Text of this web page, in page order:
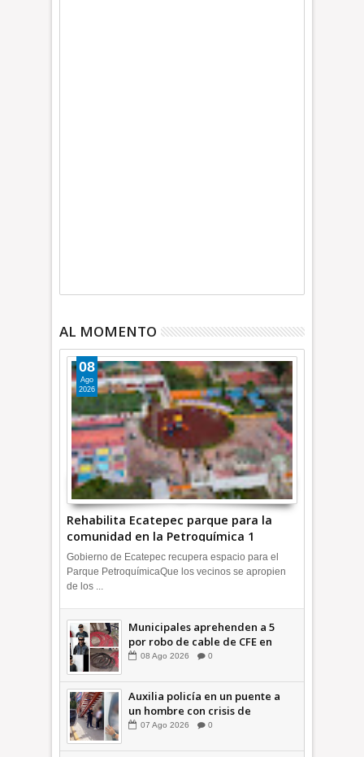
AL MOMENTO
Rehabilita Ecatepec parque para la
comunidad en la Petroquímica 1
+Video | INFORMA
08
Ago
2026
Gobierno de Ecatepec recupera espacio para el
Parque PetroquímicaQue los vecinos se apropien
de los ...
Municipales aprehenden a 5
por robo de cable de CFE en
Jardines de Casa Nueva +Video
08 Ago 2026 0
Auxilia policía en un puente a
un hombre con crisis de
ansiedad en la Vía Morelos |
07 Ago 2026 0